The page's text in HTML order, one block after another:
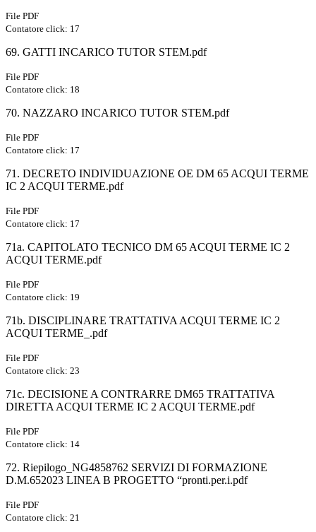
File PDF
Contatore click: 17
69. GATTI INCARICO TUTOR STEM.pdf
File PDF
Contatore click: 18
70. NAZZARO INCARICO TUTOR STEM.pdf
File PDF
Contatore click: 17
71. DECRETO INDIVIDUAZIONE OE DM 65 ACQUI TERME
IC 2 ACQUI TERME.pdf
File PDF
Contatore click: 17
71a. CAPITOLATO TECNICO DM 65 ACQUI TERME IC 2
ACQUI TERME.pdf
File PDF
Contatore click: 19
71b. DISCIPLINARE TRATTATIVA ACQUI TERME IC 2
ACQUI TERME_.pdf
File PDF
Contatore click: 23
71c. DECISIONE A CONTRARRE DM65 TRATTATIVA
DIRETTA ACQUI TERME IC 2 ACQUI TERME.pdf
File PDF
Contatore click: 14
72. Riepilogo_NG4858762 SERVIZI DI FORMAZIONE
D.M.652023 LINEA B PROGETTO “pronti.per.i.pdf
File PDF
Contatore click: 21